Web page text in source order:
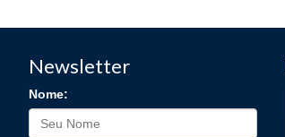
Newsletter
Nome: